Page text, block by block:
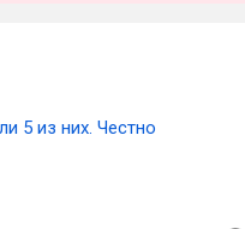
5 из них. Честно